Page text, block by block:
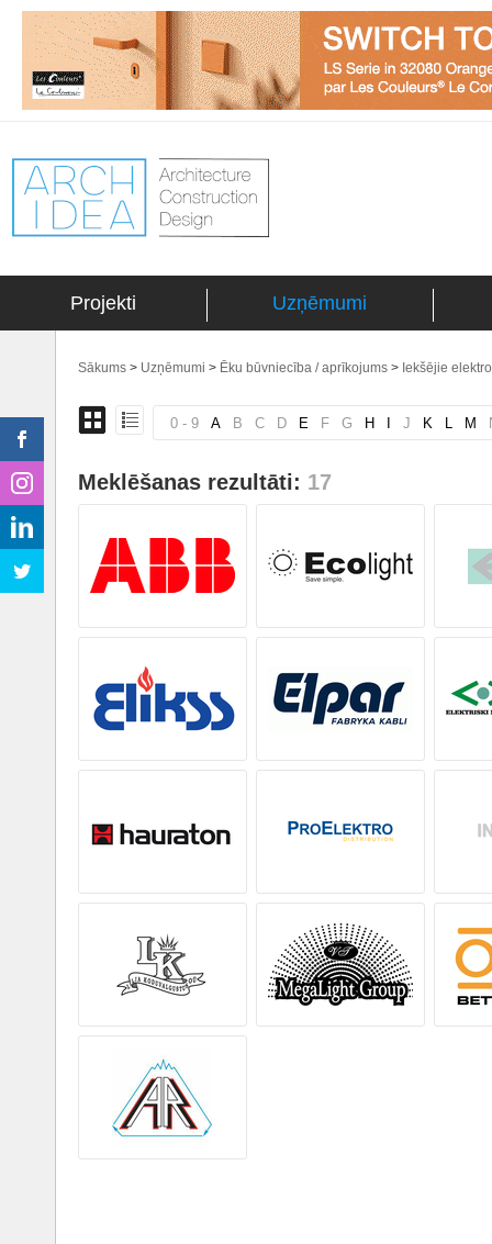
Projekti Uzņēmumi
Sākums > Uzņēmumi > Ēku būvniecība / aprīkojums > Iekšējie
0 - 9 A B C D E F G H J K L M
Meklēšanas rezultāti: 17